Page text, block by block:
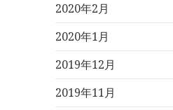
2020年2月
2020年1月
2019年12月
2019年11月